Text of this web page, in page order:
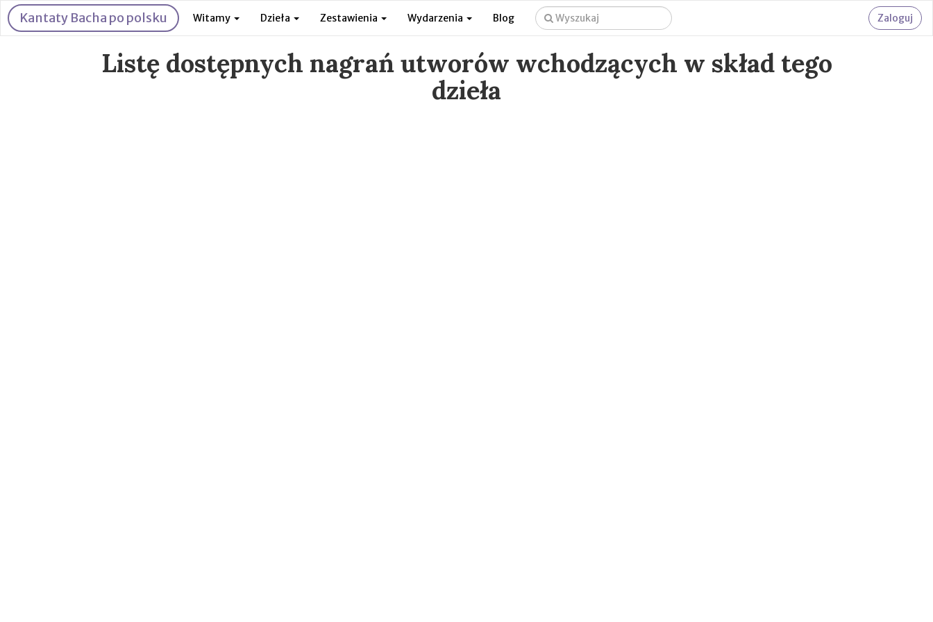
Kantaty Bacha po polsku Witamy Dzieła Zestawienia Wydarzenia Blog Zaloguj
Listę dostępnych nagrań utworów wchodzących w skład tego
dzieła